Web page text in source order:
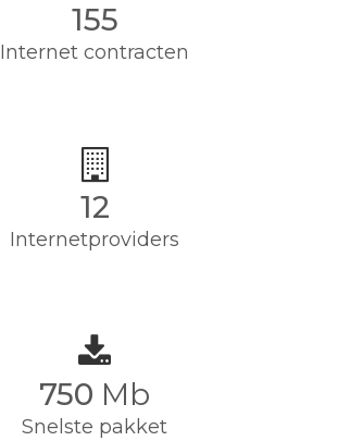
155
Internet contracten
12
Internetproviders
750 Mb
Snelste pakket